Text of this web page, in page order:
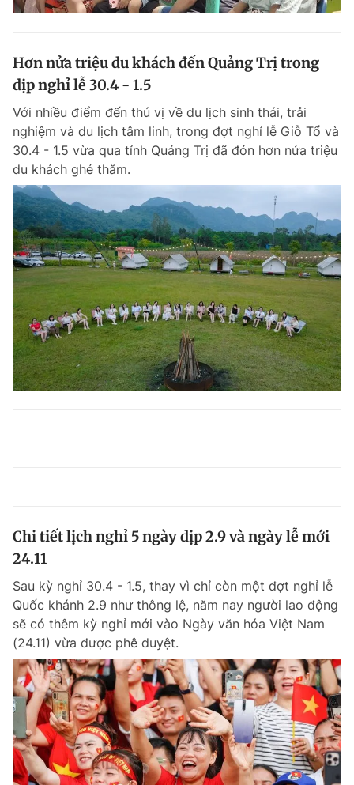
Hơn nửa triệu du khách đến Quảng Trị trong
dịp nghỉ lễ 30.4 - 1.5
Với nhiều điểm đến thú vị về du lịch sinh thái, trải
nghiệm và du lịch tâm linh, trong đợt nghỉ lễ Giỗ Tổ và
30.4 - 1.5 vừa qua tỉnh Quảng Trị đã đón hơn nửa triệu
du khách ghé thăm.
Chi tiết lịch nghỉ 5 ngày dịp 2.9 và ngày lễ mới
24.11
Sau kỳ nghỉ 30.4 - 1.5, thay vì chỉ còn một đợt nghỉ lễ
Quốc khánh 2.9 như thông lệ, năm nay người lao động
sẽ có thêm kỳ nghỉ mới vào Ngày văn hóa Việt Nam
(24.11) vừa được phê duyệt.